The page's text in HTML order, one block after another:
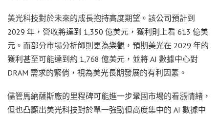
美光科技對於未來的成長抱持高度期望。該公司預計到
2029 年，營收將達到 1,350 億美元，獲利則上看 613 億美
元。而部分市場分析師則更為樂觀，預期美光在 2029 年的
獲利甚至可能達到約 1,768 億美元，並將 AI 數據中心對
DRAM 需求的緊俏，視為美光長期發展的有利因素。
儘管馬納薩斯廠的里程碑可能進一步鞏固市場的看漲情緒，
但也凸顯出美光科技對於單一強勁但高度集中的 AI 數據中